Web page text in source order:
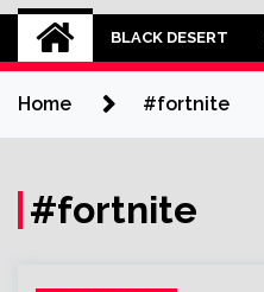
BLACK DESERT
Home #fortnite
#fortnite